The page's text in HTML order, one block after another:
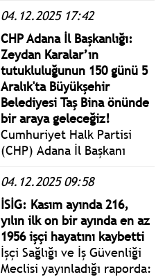
operasyonlara başladı.
Gözaltına alınan isimler
arasında eski hakem ve
yorumcu Ahmet Çakar,
futbolcular Mert Hakan ile
Metehan Baltacı da var.
04.12.2025 17:42
CHP Adana İl Başkanlığı:
Zeydan Karalar’ın
tutukluluğunun 150 günü 5
Aralık'ta Büyükşehir
Belediyesi Taş Bina önünde
bir araya geleceğiz!
Cumhuriyet Halk Partisi
(CHP) Adana İl Başkanı
Adana Büyükşehir Belediye
Başkanı Zeydan Karalar’ın
150 gündür devam eden
tutukluluk süreci hakkında
bir açıklama yaptı.
04.12.2025 09:58
İSİG: Kasım ayında 216,
yılın ilk on bir ayında en az
1956 işçi hayatını kaybetti
İşçi Sağlığı ve İş Güvenliği
Meclisi yayınladığı raporda: